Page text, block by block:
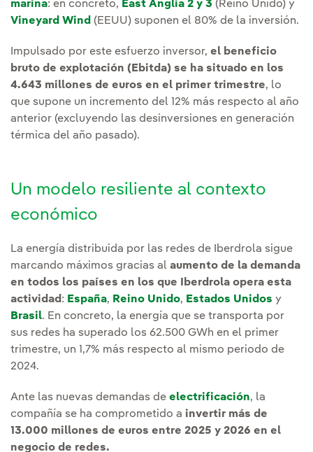
marina: en concreto, East Anglia 2 y 3 (Reino Unido) y
Vineyard Wind (EEUU) suponen el 80% de la inversión.
Impulsado por este esfuerzo inversor, el beneficio
bruto de explotación (Ebitda) se ha situado en los
4.643 millones de euros en el primer trimestre, lo
que supone un incremento del 12% más respecto al año
anterior (excluyendo las desinversiones en generación
térmica del año pasado).
Un modelo resiliente al contexto
económico
La energía distribuida por las redes de Iberdrola sigue
marcando máximos gracias al aumento de la demanda
en todos los países en los que Iberdrola opera esta
actividad : España, Reino Unido, Estados Unidos y
Brasil. En concreto, la energía que se transporta por
sus redes ha superado los 62.500 GWh en el primer
trimestre, un 1,7% más respecto al mismo periodo de
2024.
Ante las nuevas demandas de electrificación, la
compañía se ha comprometido a invertir más de
13.000 millones de euros entre 2025 y 2026 en el
negocio de redes.